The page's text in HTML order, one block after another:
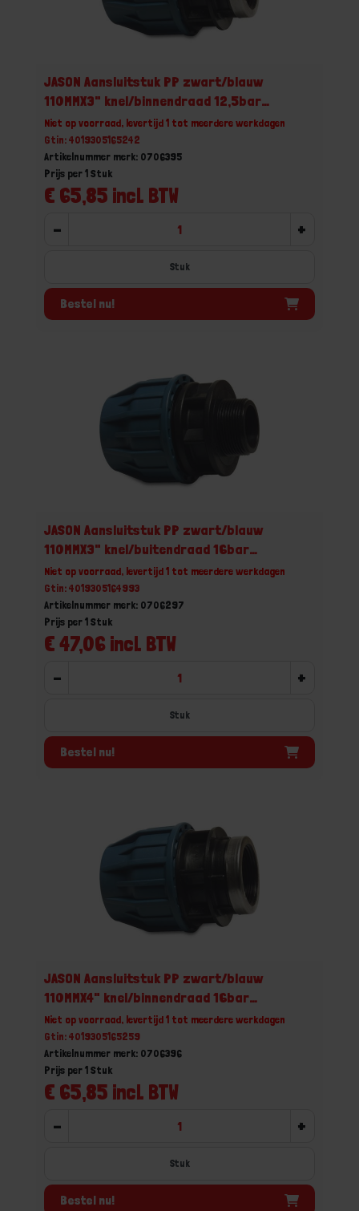
JASON Aansluitstuk PP zwart/blauw
110MMX3" knel/binnendraad 12,5bar
DVGW/KIWA/WRAS/SVGW
Niet op voorraad, levertijd 1 tot meerdere werkdagen
Gtin: 4019305165242
Artikelnummer merk: 0706395
€ 65,85 incl. BTW
Prijs per 1 Stuk
- +
Stuk
Bestel nu!
JASON Aansluitstuk PP zwart/blauw
110MMX3" knel/buitendraad 16bar
DVGW/KIWA/WRAS/SVGW
Niet op voorraad, levertijd 1 tot meerdere werkdagen
Gtin: 4019305164993
Artikelnummer merk: 0706297
€ 47,06 incl. BTW
Prijs per 1 Stuk
- +
Stuk
Bestel nu!
JASON Aansluitstuk PP zwart/blauw
110MMX4" knel/binnendraad 16bar
DVGW/KIWA/WRAS/SVGW
Niet op voorraad, levertijd 1 tot meerdere werkdagen
Gtin: 4019305165259
Artikelnummer merk: 0706396
€ 65,85 incl. BTW
Prijs per 1 Stuk
- +
Stuk
Bestel nu!